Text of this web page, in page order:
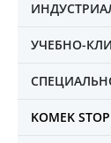
УЧЕБНО-
KOMEK